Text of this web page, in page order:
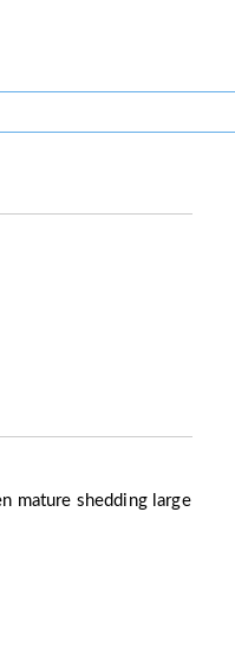
mature shedding large